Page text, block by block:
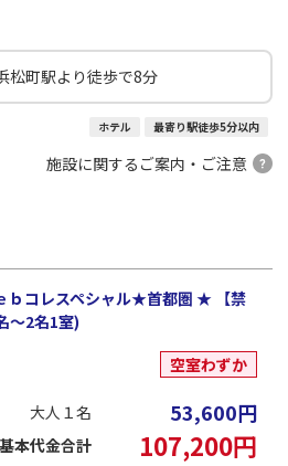
松町駅より徒歩で8分
ホテル 最寄り駅徒歩5分以内
施設に関するご案内・ご注意
ｂコレスペシャル★首都圏 ★ 【禁
～2名1室)
空室わずか
大人１名 53,600円
基本代金合計 107,200円